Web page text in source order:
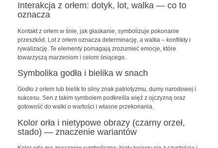
Interakcja z orłem: dotyk, lot, walka — co to
oznacza
Kontakt z orłem w śnie, jak głaskanie, symbolizuje pokonanie
przeszkód. Lot z orłem oznacza determinację, a walka – konflikty i
rywalizację. Te elementy pomagają zrozumieć emocje, które
towarzyszą marzeniom i celom śniącego.
Symbolika godła i bielika w snach
Godło z orłem lub bielik to silny znak patriotyzmu, dumy narodowej i
sukcesu. Sen z takim symbolem podkreśla więź z ojczyzną oraz
gotowość do walki o wartości i własne przekonania.
Kolor orła i nietypowe obrazy (czarny orzeł,
stado) — znaczenie wariantów